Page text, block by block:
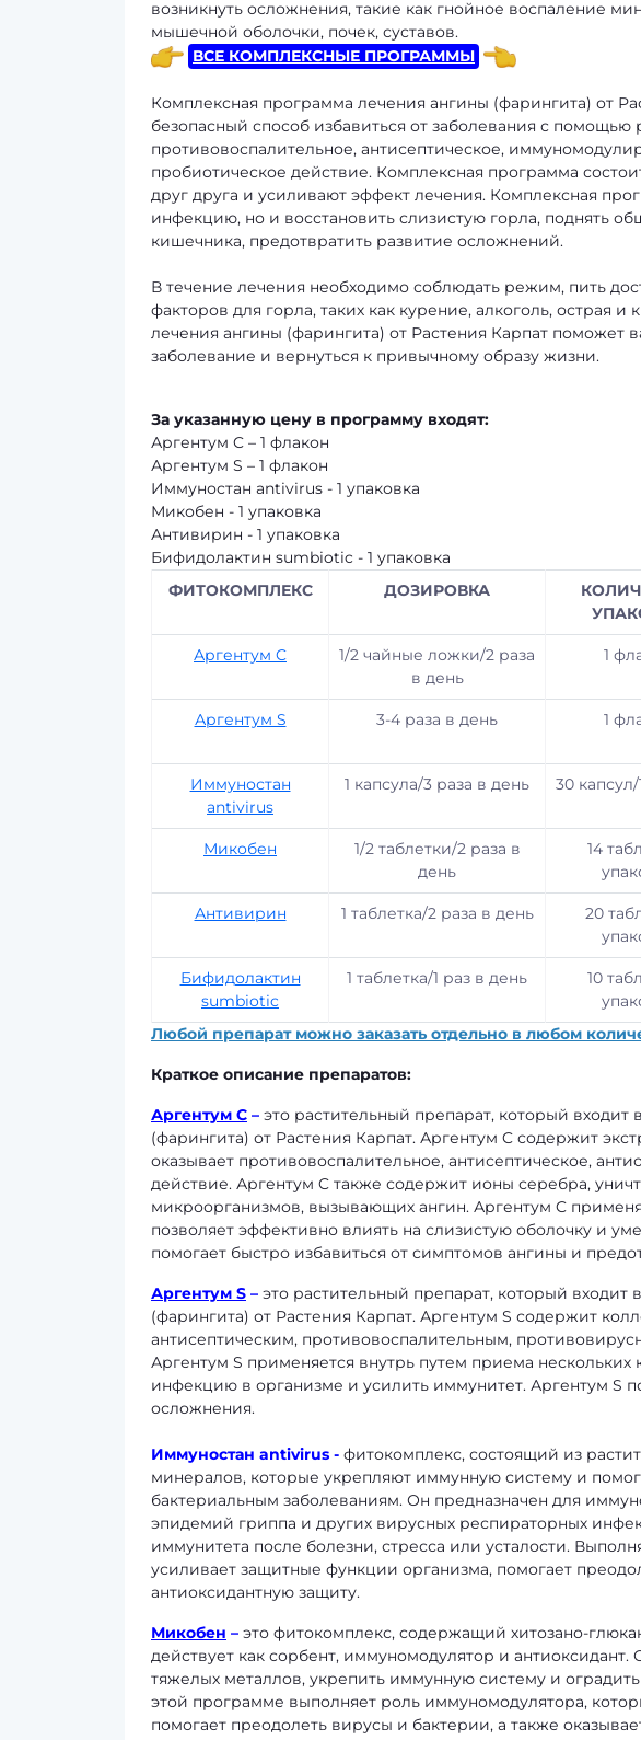
возникнуть осложнения, такие как гнойное воспаление
мышечной оболочки, почек, суставов.
ВСЕ КОМПЛЕКСНЫЕ ПРОГРАММЫ
Комплексная программа лечения ангины (фарингита) от
безопасный способ избавиться от заболевания с
противовоспалительное, антисептическое,
пробиотическое действие. Комплексная программа
друг друга и усиливают эффект лечения. Комплексная
инфекцию, но и восстановить слизистую горла, поднять
кишечника, предотвратить развитие осложнений.
В течение лечения необходимо соблюдать режим, пить
факторов для горла, таких как курение, алкоголь, острая
лечения ангины (фарингита) от Растения Карпат поможет
заболевание и вернуться к привычному образу жизни.
За указанную цену в программу входят:
Аргентум C – 1 флакон
Аргентум S – 1 флакон
Иммуностан antivirus - 1 упаковка
Микобен - 1 упаковка
Антивирин - 1 упаковка
Бифидолактин sumbiotic - 1 упаковка
ФИТОКОМПЛЕКС
ДОЗИРОВКА
Аргентум C
1/2 чайные ложки/2 раза
в день
1
Аргентум S 3-4 раза в день 1
Иммуностан
antivirus
1 капсула/3 раза в день 30 капсул/
Микобен
1/2 таблетки/2 раза в
день
14
Антивирин 1 таблетка/2 раза в день
20
Бифидолактин
sumbiotic
1 таблетка/1 раз в день
10
Любой препарат можно заказать отдельно в любом
Краткое описание препаратов:
Аргентум C – это растительный препарат, который
(фарингита) от Растения Карпат. Аргентум C содержит
оказывает противовоспалительное, антисептическое,
действие. Аргентум C также содержит ионы серебра,
микроорганизмов, вызывающих ангин. Аргентум C
позволяет эффективно влиять на слизистую оболочку и
помогает быстро избавиться от симптомов ангины и
Аргентум S – это растительный препарат, который
(фарингита) от Растения Карпат. Аргентум S содержит
антисептическим, противовоспалительным,
Аргентум S применяется внутрь путем приема нескольких
инфекцию в организме и усилить иммунитет. Аргентум S
осложнения.
Иммуностан antivirus - фитокомплекс, состоящий из
минералов, которые укрепляют иммунную систему и
бактериальным заболеваниям. Он предназначен для
эпидемий гриппа и других вирусных респираторных
иммунитета после болезни, стресса или усталости.
усиливает защитные функции организма, помогает
антиоксидантную защиту.
Микобен – это фитокомплекс, содержащий хитозано-
действует как сорбент, иммуномодулятор и
тяжелых металлов, укрепить иммунную систему и
этой программе выполняет роль иммуномодулятора,
помогает преодолеть вирусы и бактерии, а также